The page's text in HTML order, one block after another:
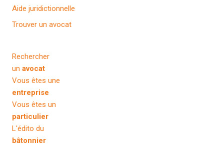
Aide juridictionnelle
Trouver un avocat
Rechercher
un avocat
Vous êtes une
entreprise
Vous êtes un
particulier
L'édito du
bâtonnier